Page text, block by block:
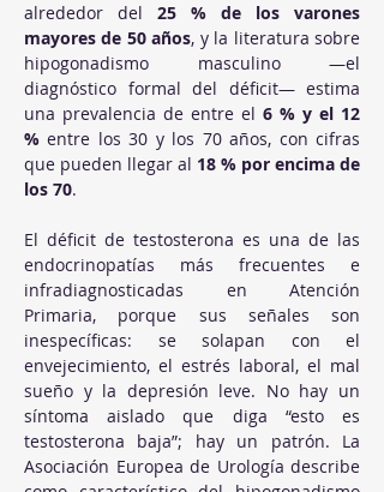
alrededor del 25 % de los varones
mayores de 50 años, y la literatura sobre
hipogonadismo masculino —el
diagnóstico formal del déficit— estima
una prevalencia de entre el 6 % y el 12
% entre los 30 y los 70 años, con cifras
que pueden llegar al 18 % por encima de
los 70.
El déficit de testosterona es una de las
endocrinopatías más frecuentes e
infradiagnosticadas en Atención
Primaria, porque sus señales son
inespecíficas: se solapan con el
envejecimiento, el estrés laboral, el mal
sueño y la depresión leve. No hay un
síntoma aislado que diga “esto es
testosterona baja”; hay un patrón. La
Asociación Europea de Urología describe